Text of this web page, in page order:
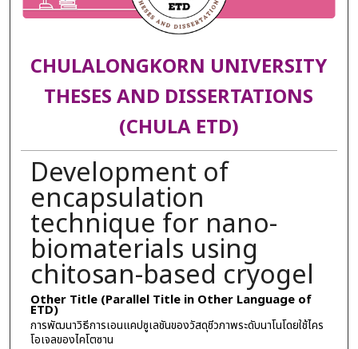
CHULALONGKORN UNIVERSITY
THESES AND DISSERTATIONS
(CHULA ETD)
Development of
encapsulation
technique for nano-
biomaterials using
chitosan-based cryogel
Other Title (Parallel Title in Other Language of
ETD)
การพัฒนาวิธีการเอนแคปซูเลชันของวัสดุชีวภาพระดับนาโนโดยใช้ไคร
โอเจลของไคโตซาน